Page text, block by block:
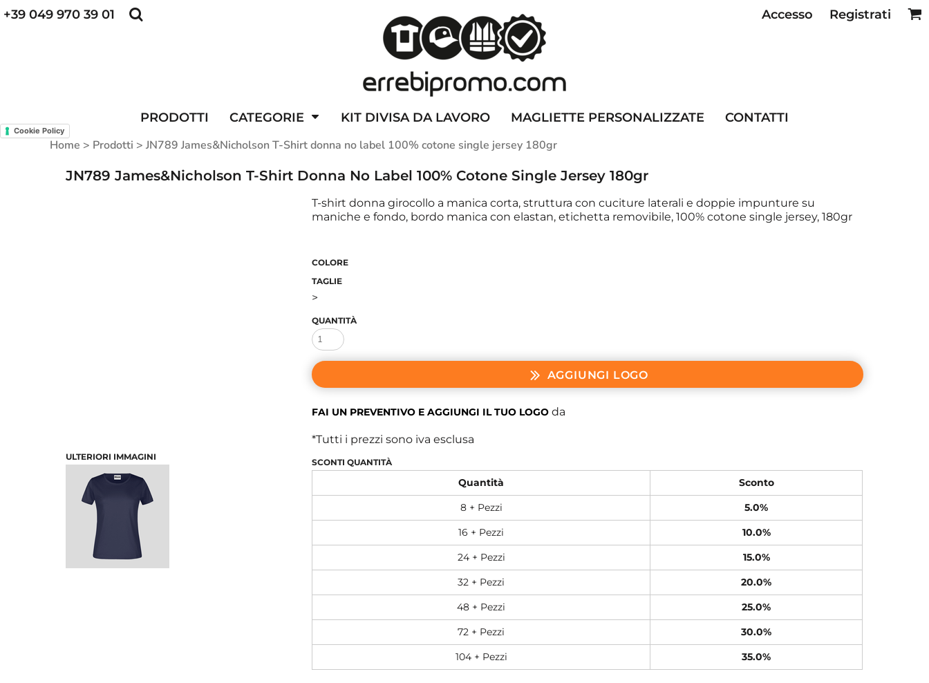
+39 049 970 39 01 Accesso Registrati
PRODOTTI CATEGORIE KIT DIVISA DA LAVORO MAGLIETTE PERSONALIZZATE CONTATTI
Cookie Policy
Home > Prodotti > JN789 James&Nicholson T-Shirt donna no label 100% cotone single jersey 180gr
JN789 James&Nicholson T-Shirt Donna No Label 100% Cotone Single Jersey 180gr
ULTERIORI IMMAGINI
T-shirt donna girocollo a manica corta, struttura con cuciture laterali e doppie impunture su
maniche e fondo, bordo manica con elastan, etichetta removibile, 100% cotone single jersey, 180gr
COLORE
TAGLIE
>
QUANTITÀ
AGGIUNGI LOGO
FAI UN PREVENTIVO E AGGIUNGI IL TUO LOGO da
*Tutti i prezzi sono iva esclusa
SCONTI QUANTITÀ
Quantità
Sconto
8 + Pezzi
5.0%
16 + Pezzi
10.0%
24 + Pezzi
15.0%
32 + Pezzi
20.0%
48 + Pezzi
25.0%
72 + Pezzi
30.0%
104 + Pezzi
35.0%
PRODOTTI
MAGLIETTE PERSONALIZZATE
CONTATTI
ACCESSO
POLO PERSONALIZZATE
DIVISE RISTORAZIONE
POLO PERSONALIZZATE CAPPELLINI PERSONALIZZATI ALTA VISIBILITA'